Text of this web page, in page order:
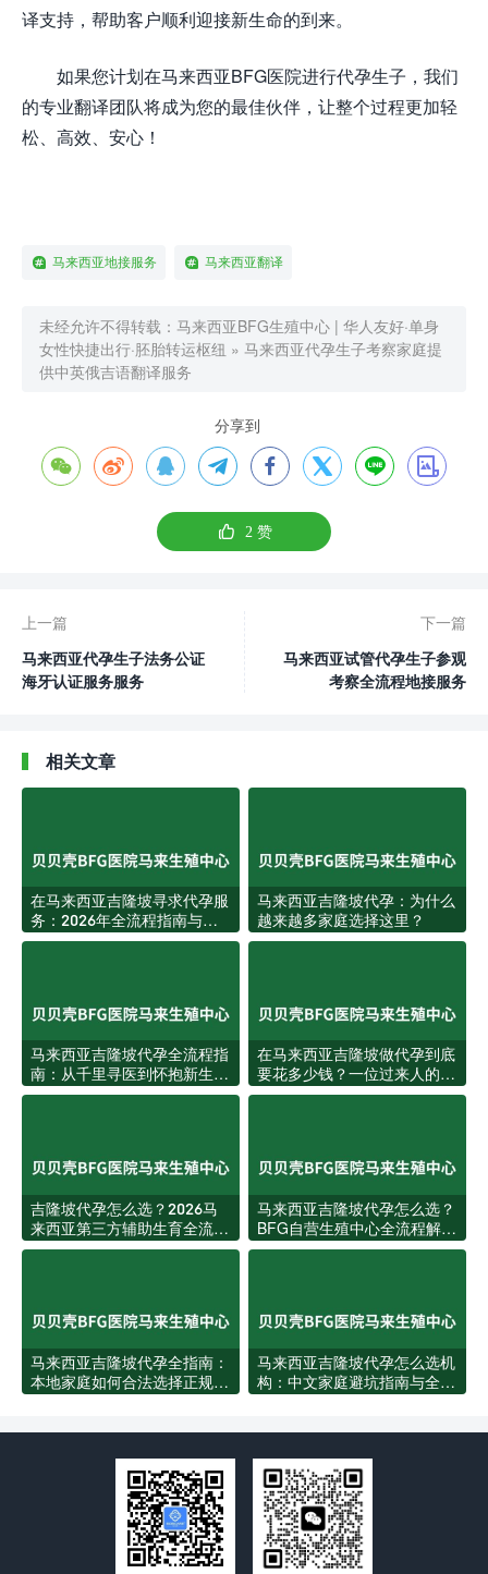
译支持，帮助客户顺利迎接新生命的到来。
如果您计划在马来西亚BFG医院进行代孕生子，我们
的专业翻译团队将成为您的最佳伙伴，让整个过程更加轻
松、高效、安心！
马来西亚地接服务 马来西亚翻译
未经允许不得转载： 马来西亚BFG生殖中心 | 华人友好·单身
女性快捷出行·胚胎转运枢纽 » 马来西亚代孕生子考察家庭提
供中英俄吉语翻译服务
分享到
       
 2 赞
上一篇
马来西亚代孕生子法务公证
海牙认证服务服务
下一篇
马来西亚试管代孕生子参观
考察全流程地接服务
相关文章
在马来西亚吉隆坡寻求代孕服
务：2026年全流程指南与专
业方案解析
马来西亚吉隆坡代孕：为什么
越来越多家庭选择这里？
马来西亚吉隆坡代孕全流程指
南：从千里寻医到怀抱新生的
每一步
在马来西亚吉隆坡做代孕到底
要花多少钱？一位过来人的真
实账本
吉隆坡代孕怎么选？2026马
来西亚第三方辅助生育全流程
指南
马来西亚吉隆坡代孕怎么选？
BFG自营生殖中心全流程解
析，华人家庭的第一站
马来西亚吉隆坡代孕全指南：
本地家庭如何合法选择正规代
马来西亚吉隆坡代孕怎么选机
构：中文家庭避坑指南与全流